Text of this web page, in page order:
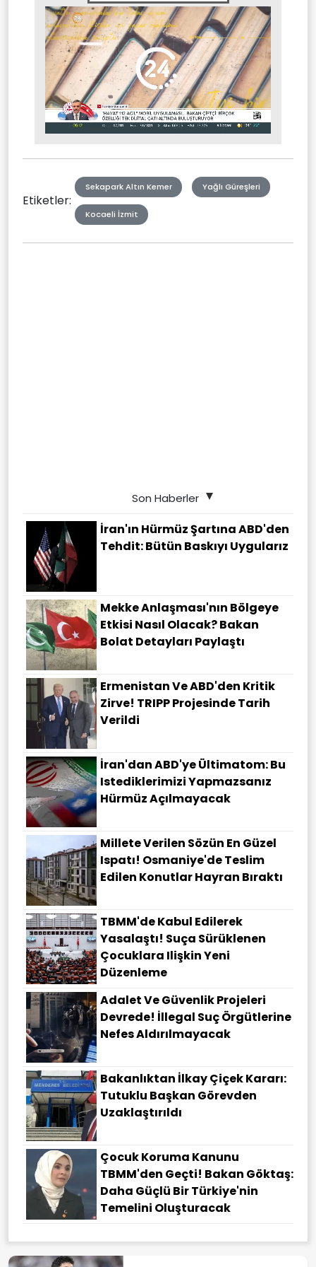
Mute Stream
Etiketler:
Sekapark Altın Kemer Yağlı Güreşleri
Kocaeli İzmit
Son Haberler
İran'ın Hürmüz Şartına ABD'den
Tehdit: Bütün Baskıyı Uygularız
Mekke Anlaşması'nın Bölgeye
Etkisi Nasıl Olacak? Bakan
Bolat Detayları Paylaştı
Ermenistan Ve ABD'den Kritik
Zirve! TRIPP Projesinde Tarih
Verildi
İran'dan ABD'ye Ültimatom: Bu
Istediklerimizi Yapmazsanız
Hürmüz Açılmayacak
Millete Verilen Sözün En Güzel
Ispatı! Osmaniye'de Teslim
Edilen Konutlar Hayran Bıraktı
TBMM'de Kabul Edilerek
Yasalaştı! Suça Sürüklenen
Çocuklara Ilişkin Yeni
Düzenleme
Adalet Ve Güvenlik Projeleri
Devrede! İllegal Suç Örgütlerine
Nefes Aldırılmayacak
Bakanlıktan İlkay Çiçek Kararı:
Tutuklu Başkan Görevden
Uzaklaştırıldı
Çocuk Koruma Kanunu
TBMM'den Geçti! Bakan Göktaş:
Daha Güçlü Bir Türkiye'nin
Temelini Oluşturacak